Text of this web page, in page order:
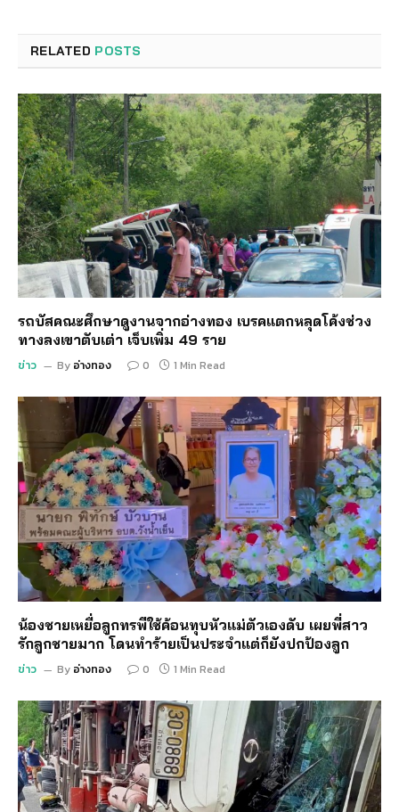
RELATED POSTS
รถบัสคณะศึกษาดูงานจากอ่างทอง เบรคแตกหลุดโค้งช่วง
ทางลงเขาตับเต่า เจ็บเพิ่ม 49 ราย
ข่าว By อ่างทอง 0 1 Min Read
น้องชายเหยื่อลูกทรพีใช้ค้อนทุบหัวแม่ตัวเองดับ เผยพี่สาว
รักลูกชายมาก โดนทำร้ายเป็นประจำแต่ก็ยังปกป้องลูก
ข่าว By อ่างทอง 0 1 Min Read